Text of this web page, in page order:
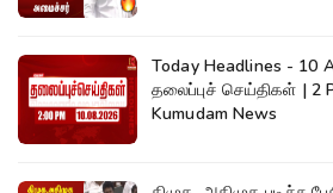
Today Headlines - 10
தலைப்புச் செய்திகள் | 2
Kumudam News